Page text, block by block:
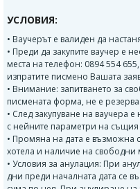
УСЛОВИЯ:
• Ваучерът е валиден да
• Преди да закупите ваучер е
места на телефон: 0894 554
изпратите писмено Вашата
• Внимание: запитването за
писмената форма, не е
• След закупуване на ваучера
с нейните параметри на
• Промяна на дата е възможна
хотела и наличие на свободни
• Условия за анулация: При
дни преди началната дата се